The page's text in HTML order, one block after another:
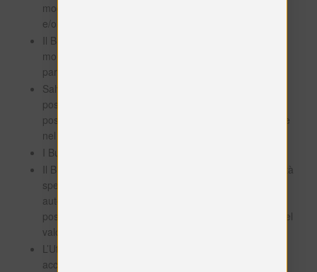
modalità e nel periodo di tempo specificati sul sito web
e/o sul Buono;
Il Buono può essere riscattato solo integralmente al
momento dell’acquisto – non è consentito l’utilizzo
parziale;
Salvo ove diversamente specificato, i Buoni monouso
possono essere riscattati una sola volta per acquisto e
possono pertanto essere riscattati una sola volta anche
nel caso di acquisti rateizzati;
I Buoni non sono cumulabili;
Il Buono deve essere utilizzato entro il termine di validità
specificato. Scaduto il termine, il Buono sarà
automaticamente annullato. Resta esclusa qualsiasi
possibilità di rivendicare diritti, compreso al rimborso del
valore del Buono;
L’Utente non ha diritto ad alcun
accredito/rimborso/compensazione nel caso vi sia